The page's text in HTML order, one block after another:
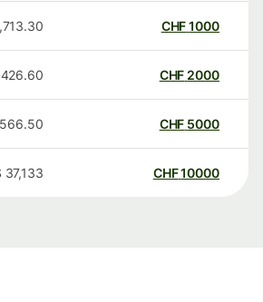
1000
CHF
3,713.30
2000
CHF
7,426.60
5000
CHF
10000
CHF
37,133